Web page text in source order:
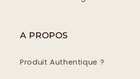
A PROPOS
Produit Authentique ?